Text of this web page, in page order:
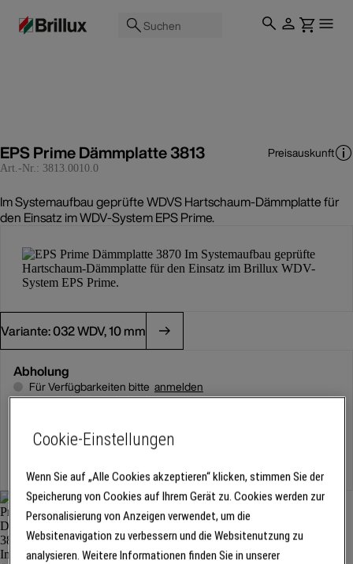
Suchen
EPS Prime Dämmplatte 3813
Art.-Nr.: 3813.0010.0
Preisauskunft
Im Systemaufbau geprüfte WDVS Hartschaum-Dämmplatte für
den Einsatz im WDV-System EPS Prime.
Variante: 032 WDV, 10 mm
Abholung
Für Verfügbarkeiten bitte anmelden
Für Lieferzeiten bitte anmelden
Cookie-Einstellungen
Wenn Sie auf „Alle Cookies akzeptieren“ klicken, stimmen Sie der
Speicherung von Cookies auf Ihrem Gerät zu. Cookies werden zur
Personalisierung von Anzeigen verwendet, um die
Websitenavigation zu verbessern und die Websitenutzung zu
analysieren. Weitere Informationen finden Sie in unserer